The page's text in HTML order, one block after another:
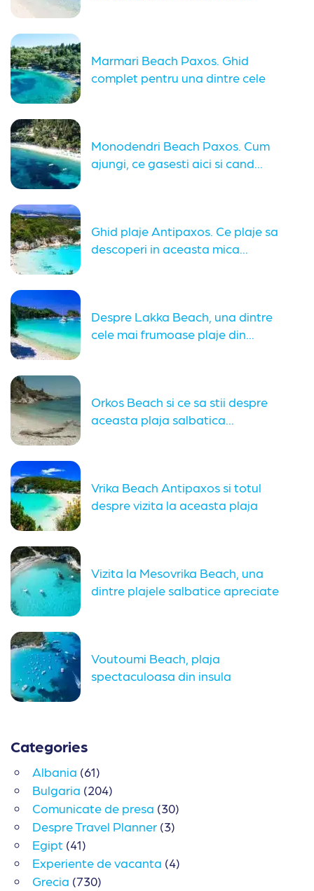
Marmari Beach Paxos. Ghid
complet pentru una dintre cele
Monodendri Beach Paxos. Cum
ajungi, ce gasesti aici si cand...
Ghid plaje Antipaxos. Ce plaje sa
descoperi in aceasta mica...
Despre Lakka Beach, una dintre
cele mai frumoase plaje din...
Orkos Beach si ce sa stii despre
aceasta plaja salbatica...
Vrika Beach Antipaxos si totul
despre vizita la aceasta plaja
Vizita la Mesovrika Beach, una
dintre plajele salbatice apreciate
Voutoumi Beach, plaja
spectaculoasa din insula
Categories
Albania (61)
Bulgaria (204)
Comunicate de presa (30)
Despre Travel Planner (3)
Egipt (41)
Experiente de vacanta (4)
Grecia (730)